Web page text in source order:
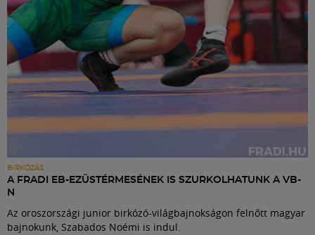
BIRKÓZÁS
A FRADI EB-EZÜSTÉRMESÉNEK IS SZURKOLHATUNK A VB-
N
Az oroszországi junior birkózó-világbajnokságon felnőtt magyar
bajnokunk, Szabados Noémi is indul.